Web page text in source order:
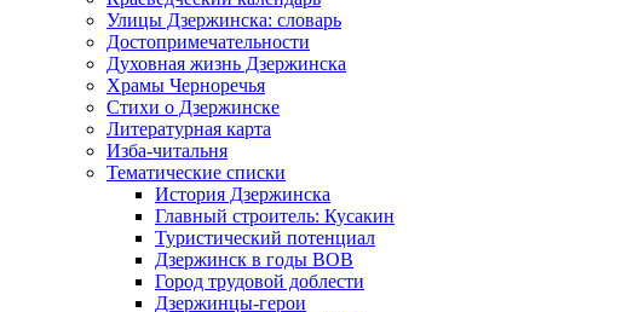
Улицы Дзержинска: словарь
Достопримечательности
Духовная жизнь Дзержинска
Храмы Черноречья
Стихи о Дзержинске
Литературная карта
Изба-читальня
Тематические списки
История Дзержинска
Главный строитель: Кусакин
Туристический потенциал
Дзержинск в годы ВОВ
Город трудовой доблести
Дзержинцы-герои